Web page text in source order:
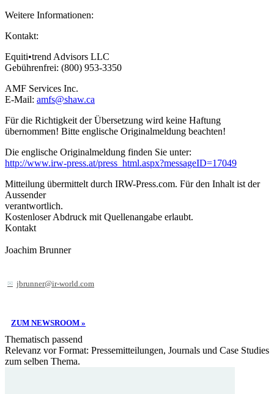
Weitere Informationen:
Kontakt:
Equiti•trend Advisors LLC
Gebührenfrei: (800) 953-3350
AMF Services Inc.
E-Mail: amfs@shaw.ca
Für die Richtigkeit der Übersetzung wird keine Haftung
übernommen! Bitte englische Originalmeldung beachten!
Die englische Originalmeldung finden Sie unter:
http://www.irw-press.at/press_html.aspx?messageID=17049
Mitteilung übermittelt durch IRW-Press.com. Für den Inhalt ist der
Aussender
verantwortlich.
Kostenloser Abdruck mit Quellenangabe erlaubt.
Kontakt
Joachim Brunner
jbrunner@ir-world.com
ZUM NEWSROOM »
Thematisch passend
Relevanz vor Format: Pressemitteilungen, Journals und Case Studies
zum selben Thema.